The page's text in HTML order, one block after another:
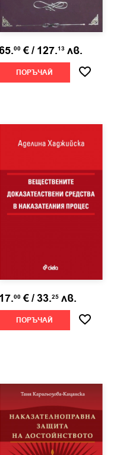
между
цел да предложи
взаимодействие,
държави или
в други
постановки.​
00 €/ 127.13 лв.
ПОРЪЧАЙ
17.00 €/33.25 лв.
ПОРЪЧАЙ